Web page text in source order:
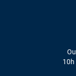
10h